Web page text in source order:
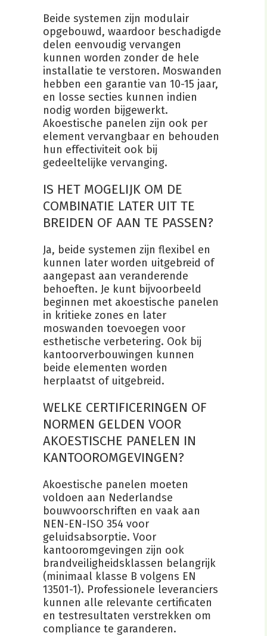
Beide systemen zijn modulair
opgebouwd, waardoor beschadigde
delen eenvoudig vervangen
kunnen worden zonder de hele
installatie te verstoren. Moswanden
hebben een garantie van 10-15 jaar,
en losse secties kunnen indien
nodig worden bijgewerkt.
Akoestische panelen zijn ook per
element vervangbaar en behouden
hun effectiviteit ook bij
gedeeltelijke vervanging.
IS HET MOGELIJK OM DE
COMBINATIE LATER UIT TE
BREIDEN OF AAN TE PASSEN?
Ja, beide systemen zijn flexibel en
kunnen later worden uitgebreid of
aangepast aan veranderende
behoeften. Je kunt bijvoorbeeld
beginnen met akoestische panelen
in kritieke zones en later
moswanden toevoegen voor
esthetische verbetering. Ook bij
kantoorverbouwingen kunnen
beide elementen worden
herplaatst of uitgebreid.
WELKE CERTIFICERINGEN OF
NORMEN GELDEN VOOR
AKOESTISCHE PANELEN IN
KANTOOROMGEVINGEN?
Akoestische panelen moeten
voldoen aan Nederlandse
bouwvoorschriften en vaak aan
NEN-EN-ISO 354 voor
geluidsabsorptie. Voor
kantooromgevingen zijn ook
brandveiligheidsklassen belangrijk
(minimaal klasse B volgens EN
13501-1). Professionele leveranciers
kunnen alle relevante certificaten
en testresultaten verstrekken om
compliance te garanderen.